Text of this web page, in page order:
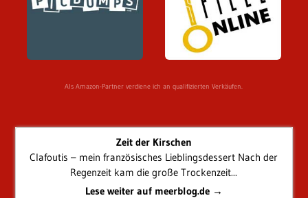
Als Amazon-Partner verdiene ich an qualifizierten Verkäufen.
Zeit der Kirschen
Clafoutis – mein französisches Lieblingsdessert Nach der
Regenzeit kam die große Trockenzeit...
Lese weiter auf meerblog.de →